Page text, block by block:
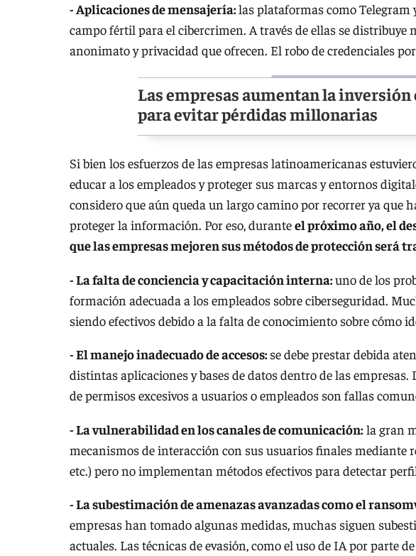
- Aplicaciones de mensajería:las plataformas como Telegram
campo fértil para el cibercrimen. A través de ellas se distribuye
anonimato y privacidad que ofrecen. El robo de credenciales
Las empresas aumentan la
para evitar pérdidas millonarias
Si bien los esfuerzos de las empresas latinoamericanas
educar a los empleados y proteger sus marcas y entornos
considero que aún queda un largo camino por recorrer ya que
proteger la información. Por eso, duranteel próximo año, el
que las empresas mejoren sus métodos de protección será
- La falta de conciencia y capacitación interna:uno de los
formación adecuada a los empleados sobre ciberseguridad.
siendo efectivos debido a la falta de conocimiento sobre cómo
- El manejo inadecuado de accesos:se debe prestar debida
distintas aplicaciones y bases de datos dentro de las
de permisos excesivos a usuarios o empleados son fallas
- La vulnerabilidad en los canales de comunicación:la gran
mecanismos de interacción con sus usuarios finales mediante
etc.) pero no implementan métodos efectivos para detectar
- La subestimación de amenazas avanzadas como el
empresas han tomado algunas medidas, muchas siguen
actuales. Las técnicas de evasión, como el uso de IA por parte